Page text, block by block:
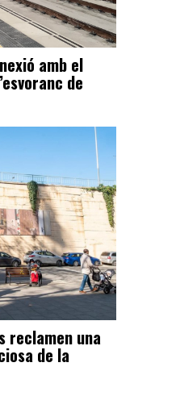
amb el
de
reclamen una
de la